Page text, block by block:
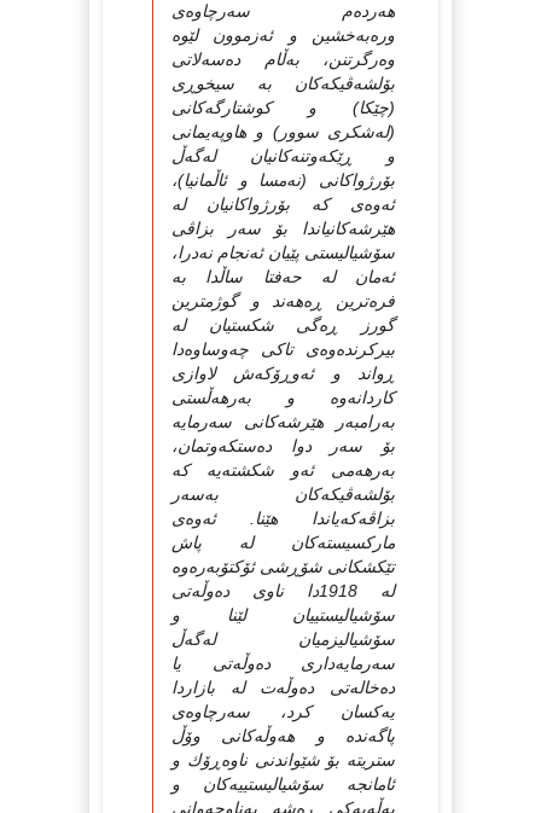
هه‌رده‌م سه‌رچاوه‌ی
وره‌به‌خشین و ئه‌زموون لێوه‌
وه‌رگرتنن، به‌ڵام ده‌سه‌لاتی
بۆلشه‌ڤیکه‌کان به‌ سیخوڕی
(چێکا) و کوشتارگه‌کانی
(له‌شکری سوور) و هاوپه‌یمانی
و ڕێکه‌وتنه‌کانیان له‌گه‌ڵ
بۆرژواکانی (نه‌مسا و ئاڵمانیا)،
ئه‌وه‌ی که‌ بۆرژواکانیان له‌
هێرشه‌کانیاندا بۆ سه‌ر بزاڤی
سۆشیالیستی پێیان ئه‌نجام نه‌درا،
ئه‌مان له‌ حه‌فتا ساڵدا به‌
فره‌ترین ڕه‌هه‌ند و گوژمترین
گورز ڕه‌گی شکستیان له‌
بیرکرنده‌وه‌ی تاکی چه‌وساوه‌دا
ڕواند و ئه‌وڕۆکه‌ش لاوازی
کاردانه‌وه‌ و به‌رهه‌ڵستی
به‌رامبه‌ر هێرشه‌کانی سه‌رمایه‌
بۆ سه‌ر دوا ده‌ستکه‌وتمان،
به‌رهه‌می ئه‌و شکشته‌یه‌ که‌
بۆلشه‌ڤیکه‌کان به‌سه‌ر
بزاڤه‌که‌یاندا هێنا. ئه‌وه‌ی
مارکسیسته‌کان له‌ پاش
تێکشکانی شۆڕشی ئۆکتۆبه‌ره‌وه‌
له‌ 1918دا ناوی ده‌وڵه‌تی
سۆشیالیستییان لێنا و
سۆشیالیزمیان له‌گه‌ڵ
سه‌رمایه‌داری ده‌وڵه‌تی یا
ده‌خاله‌تی ده‌وڵه‌ت له‌ بازاردا
یه‌کسان کرد، سه‌رچاوه‌ی
پاگه‌نده و هه‌وڵه‌کانی وۆڵ
ستریته‌ بۆ شێواندنی ناوه‌ڕۆك و
ئامانجه سۆشیالیستییه‌کان و
په‌ڵه‌یه‌کی ڕه‌شه‌ به‌ناوچه‌وانی